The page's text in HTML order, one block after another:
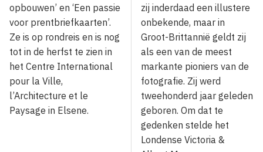
opbouwen’ en ‘Een passie
voor prentbriefkaarten’.
Ze is op rondreis en is nog
tot in de herfst te zien in
het Centre International
pour la Ville,
l’Architecture et le
Paysage in Elsene.
zij inderdaad een illustere
onbekende, maar in
Groot-Brittannië geldt zij
als een van de meest
markante pioniers van de
fotografie. Zij werd
tweehonderd jaar geleden
geboren. Om dat te
gedenken stelde het
Londense Victoria &